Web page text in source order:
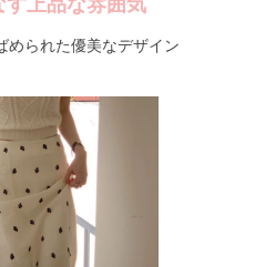
上品な雰囲気
められた優美なデザイン